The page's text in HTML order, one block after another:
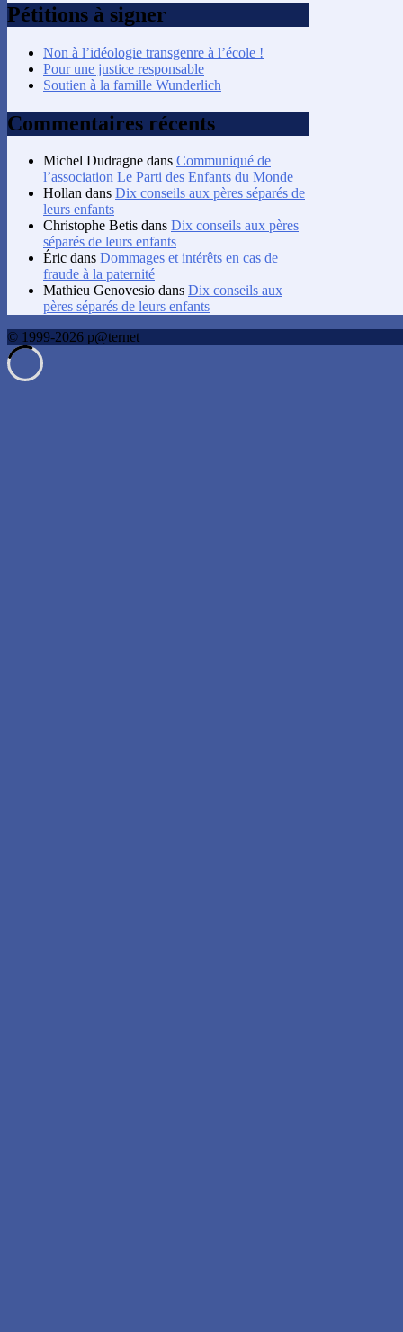
Pétitions à signer
Non à l’idéologie transgenre à l’école !
Pour une justice responsable
Soutien à la famille Wunderlich
Commentaires récents
Michel Dudragne dans Communiqué de
l’association Le Parti des Enfants du Monde
Hollan dans Dix conseils aux pères séparés de
leurs enfants
Christophe Betis dans Dix conseils aux pères
séparés de leurs enfants
Éric dans Dommages et intérêts en cas de
fraude à la paternité
Mathieu Genovesio dans Dix conseils aux
pères séparés de leurs enfants
© 1999-2026 p@ternet